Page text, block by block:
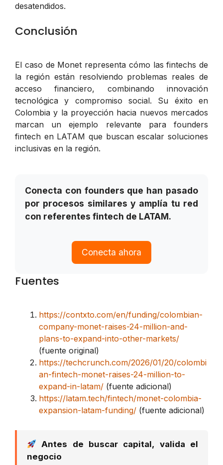
desatendidos.
Conclusión
El caso de Monet representa cómo las fintechs de
la región están resolviendo problemas reales de
acceso financiero, combinando innovación
tecnológica y compromiso social. Su éxito en
Colombia y la proyección hacia nuevos mercados
marcan un ejemplo relevante para founders
fintech en LATAM que buscan escalar soluciones
inclusivas en la región.
Conecta con founders que han pasado
por procesos similares y amplía tu red
con referentes fintech de LATAM.
Conecta ahora
Fuentes
https://contxto.com/en/funding/colombian-
company-monet-raises-24-million-and-
plans-to-expand-into-other-markets/
(fuente original)
https://techcrunch.com/2026/01/20/colombi
an-fintech-monet-raises-24-million-to-
expand-in-latam/ (fuente adicional)
https://latam.tech/fintech/monet-colombia-
expansion-latam-funding/ (fuente adicional)
Antes de buscar capital, valida el
negocio